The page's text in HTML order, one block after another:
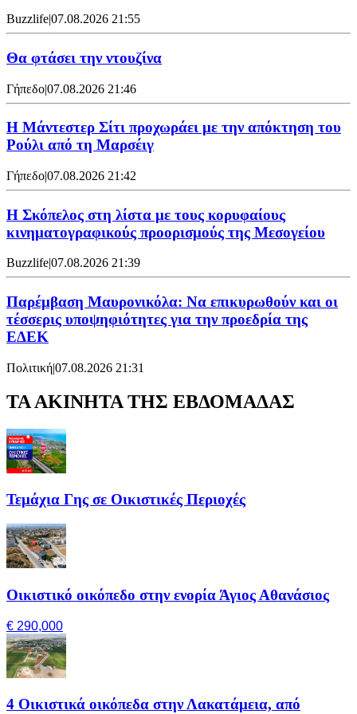
Buzzlife|07.08.2026 21:55
Θα φτάσει την ντουζίνα
Γήπεδο|07.08.2026 21:46
Η Μάντεστερ Σίτι προχωράει με την απόκτηση του
Ρούλι από τη Μαρσέιγ
Γήπεδο|07.08.2026 21:42
Η Σκόπελος στη λίστα με τους κορυφαίους
κινηματογραφικούς προορισμούς της Μεσογείου
Buzzlife|07.08.2026 21:39
Παρέμβαση Μαυρονικόλα: Να επικυρωθούν και οι
τέσσερις υποψηφιότητες για την προεδρία της
ΕΔΕΚ
Πολιτική|07.08.2026 21:31
ΤΑ ΑΚΙΝΗΤΑ ΤΗΣ ΕΒΔΟΜΑΔΑΣ
Τεμάχια Γης σε Οικιστικές Περιοχές
Οικιστικό οικόπεδο στην ενορία Άγιος Αθανάσιος
€ 290,000
4 Οικιστικά οικόπεδα στην Λακατάμεια, από